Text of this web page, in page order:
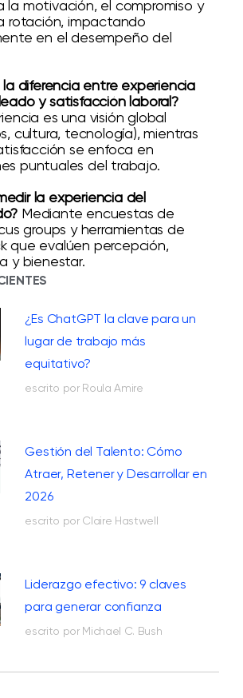
la motivación, el compromiso y
rotación, impactando
en el desempeño del
la diferencia entre experiencia
y satisfacción laboral?
es una visión global
cultura, tecnología), mientras
se enfoca en
puntuales del trabajo.
la experiencia del
Mediante encuestas de
groups y herramientas de
que evalúen percepción,
y bienestar.
¿Es ChatGPT la clave para un
lugar de trabajo más
equitativo?
escrito por Roula Amire
Gestión del Talento: Cómo
Atraer, Retener y Desarrollar en
2026
escrito por Claire Hastwell
Liderazgo efectivo: 9 claves
para generar confianza
escrito por Michael C. Bush